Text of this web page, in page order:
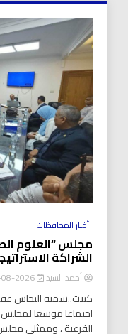
أخبار المحافظات
مجلس “العلوم
الشراكة
أحمد السيد 2026-08-02
كتبت..سمية النحاس
اجتماعا موسعا لمجلس
الفرعية ، وممثلي